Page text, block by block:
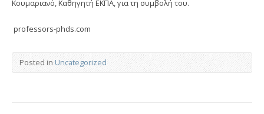
Κουμαριανό, Καθηγητή ΕΚΠΑ, για τη συμβολή του.
professors-phds.com
Posted in Uncategorized